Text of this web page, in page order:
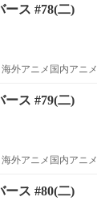
ース #78(二)
外アニメ国内アニメ
ース #79(二)
外アニメ国内アニメ
ース #80(二)